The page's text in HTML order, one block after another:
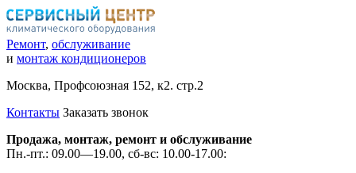
Ремонт, обслуживание
и монтаж кондиционеров
Москва, Профсоюзная 152, к2. стр.2
Контакты Заказать звонок
Продажа, монтаж, ремонт и обслуживание
Пн.-пт.: 09.00—19.00, сб-вс: 10.00-17.00: